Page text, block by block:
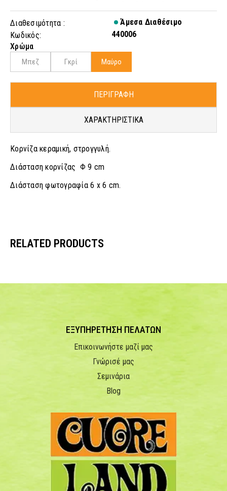
Διαθεσιμότητα :
Άμεσα Διαθέσιμο
Κωδικός:
440006
Χρώμα
Μπεζ Γκρί Μαύρο
ΠΕΡΙΓΡΑΦΗ
ΧΑΡΑΚΤΗΡΙΣΤΙΚΑ
Κορνίζα κεραμική, στρογγυλή.
Διάσταση κορνίζας Φ 9 cm
Διάσταση φωτογραφία 6 x 6 cm.
RELATED PRODUCTS
ΕΞΥΠΗΡΕΤΗΣΗ ΠΕΛΑΤΩΝ
Επικοινωνήστε μαζί μας
Γνώρισέ μας
Σεμινάρια
Blog